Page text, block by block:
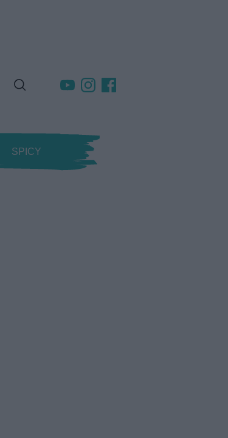
SPICY